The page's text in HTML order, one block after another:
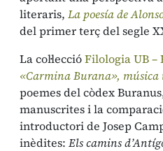
literaris, La poesía de
del primer terç del segle
La col·leccióFilologia UB –
«Carmina Burana», música
poemes del còdex
manuscrites i la
introductori de Josep
inèdites: Els camins